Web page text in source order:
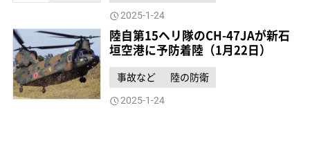
2025-1-24
陸自第15ヘリ隊のCH-47JAが新石
垣空港に予防着陸（1月22日）
事故など 陸の防衛
2025-1-24